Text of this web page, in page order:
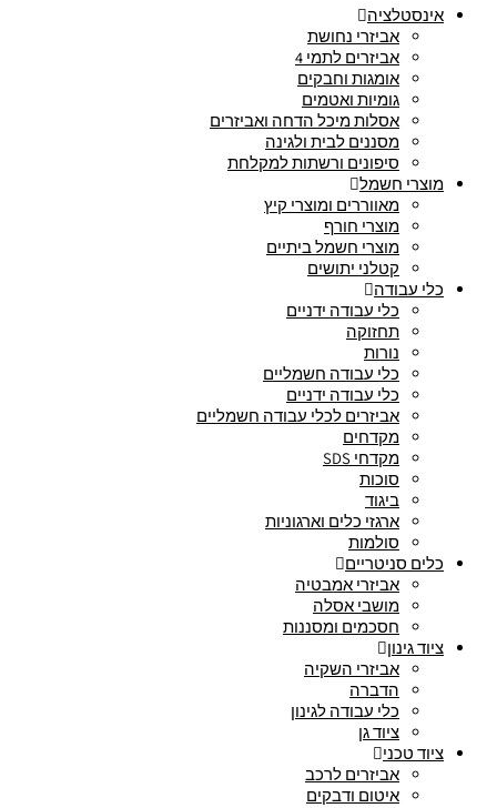
אינסטלציה
אביזרי נחושת
אביזרים לתמי 4
אומגות וחבקים
גומיות ואטמים
אסלות מיכל הדחה ואביזרים
מסננים לבית ולגינה
סיפונים ורשתות למקלחת
מוצרי חשמל
מאווררים ומוצרי קיץ
מוצרי חורף
מוצרי חשמל ביתיים
קטלני יתושים
כלי עבודה
כלי עבודה ידניים
תחזוקה
נורות
כלי עבודה חשמליים
כלי עבודה ידניים
אביזרים לכלי עבודה חשמליים
מקדחים
מקדחי SDS
סוכות
ביגוד
ארגזי כלים וארגוניות
סולמות
כלים סניטריים
אביזרי אמבטיה
מושבי אסלה
חסכמים ומסננות
ציוד גינון
אביזרי השקיה
הדברה
כלי עבודה לגינון
ציוד גן
ציוד טכני
אביזרים לרכב
איטום ודבקים